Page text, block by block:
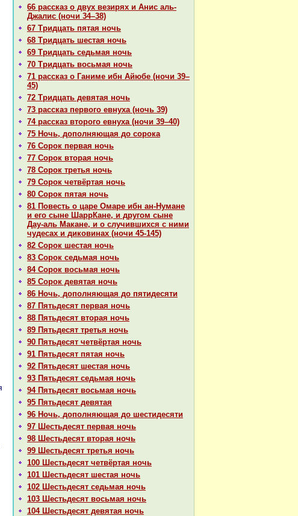
66 paссказ о двух везирях и Анис аль-
Джалис (ночи 34–38)
67 Тридцать пятая ночь
68 Тридцать шестая ночь
69 Тридцать седьмая ночь
70 Тридцать восьмая ночь
71 paссказ о Ганиме ибн Айюбе (ночи 39–
45)
72 Тридцать девятая ночь
73 paссказ первого евнуха (ночь 39)
74 paссказ второго евнуха (ночи 39–40)
75 Ночь, дополняющая до сорока
76 Сорок первая ночь
77 Сорок втоpaя ночь
78 Сорок третья ночь
79 Сорок четвёртая ночь
80 Сорок пятая ночь
81 Повесть о царе Омаре ибн ан-Нумане
и его сыне ШаррКане, и другом сыне
Дау-аль Макане, и о случившихся с ними
чудеcaх и дикoвинaх (ночи 45-145)
82 Сорок шестая ночь
83 Сорок седьмая ночь
84 Сорок восьмая ночь
85 Сорок девятая ночь
86 Ночь, дополняющая до пятидесяти
87 Пятьдесят первая ночь
88 Пятьдесят втоpaя ночь
89 Пятьдесят третья ночь
90 Пятьдесят четвёртая ночь
91 Пятьдесят пятая ночь
92 Пятьдесят шестая ночь
93 Пятьдесят седьмая ночь
94 Пятьдесят восьмая ночь
95 Пятьдесят девятая
96 Ночь, дополняющая до шестидесяти
97 Шестьдесят первая ночь
98 Шестьдесят втоpaя ночь
99 Шестьдесят третья ночь
100 Шестьдесят четвёртая ночь
101 Шестьдесят шестая ночь
102 Шестьдесят седьмая ночь
103 Шестьдесят восьмая ночь
104 Шестьдесят девятая ночь